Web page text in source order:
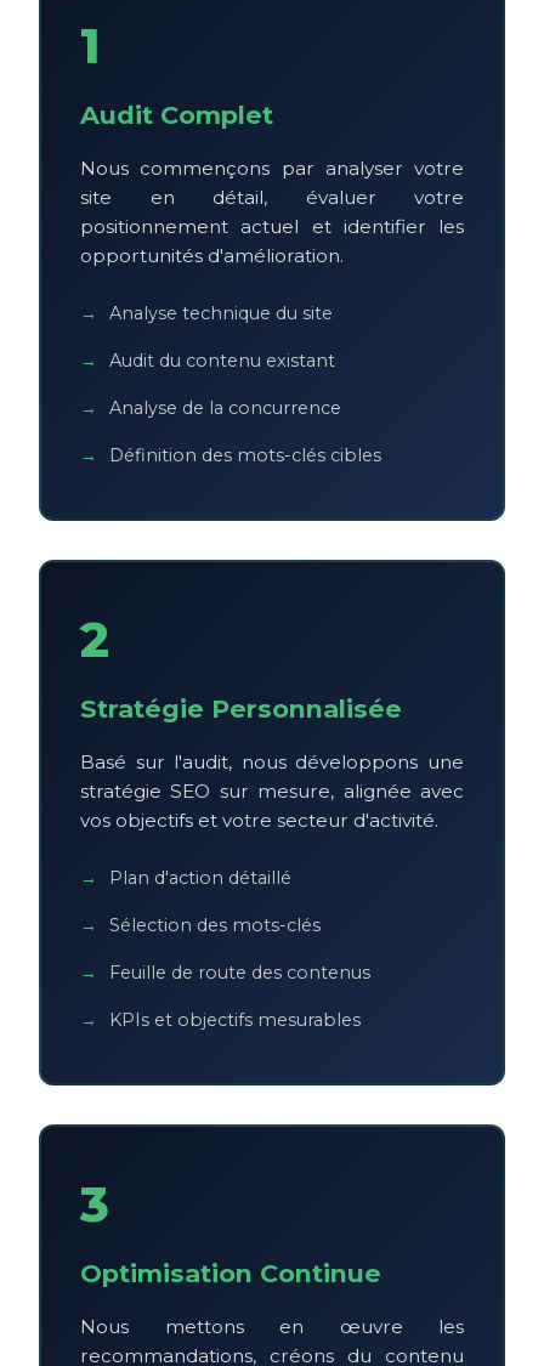
1
Audit Complet
Nous commençons par analyser votre
site en détail, évaluer votre
positionnement actuel et identifier les
opportunités d'amélioration.
Analyse technique du site
Audit du contenu existant
Analyse de la concurrence
Définition des mots-clés cibles
2
Stratégie Personnalisée
Basé sur l'audit, nous développons une
stratégie SEO sur mesure, alignée avec
vos objectifs et votre secteur d'activité.
Plan d'action détaillé
Sélection des mots-clés
Feuille de route des contenus
KPIs et objectifs mesurables
3
Optimisation Continue
Nous mettons en œuvre les
recommandations, créons du contenu